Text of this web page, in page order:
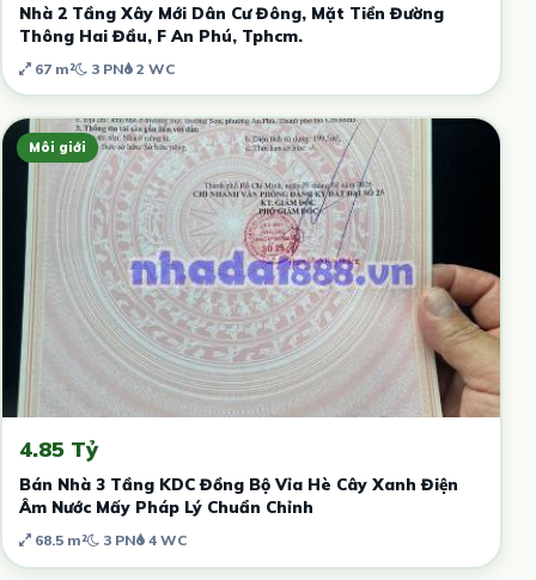
Nhà 2 Tầng Xây Mới Dân Cư Đông, Mặt Tiền Đường
Thông Hai Đầu, F An Phú, Tphcm.
67 m² 3 PN 2 WC
Môi giới
4.85 Tỷ
Bán Nhà 3 Tầng KDC Đồng Bộ Vỉa Hè Cây Xanh Điện
Âm Nước Mấy Pháp Lý Chuẩn Chỉnh
68.5 m² 3 PN 4 WC